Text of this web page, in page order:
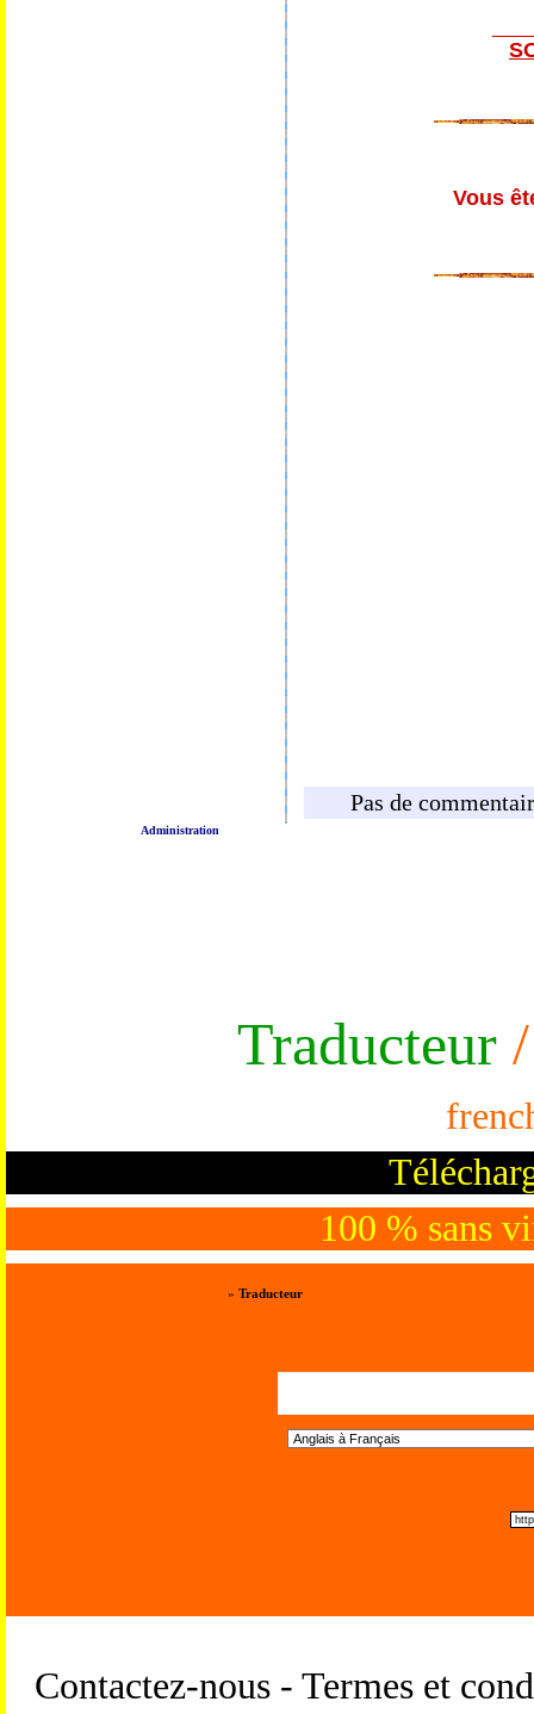
Vous
Pas de
Administration
Traducteur
100 % sans
» Traducteur
Contactez-nous - Termes et